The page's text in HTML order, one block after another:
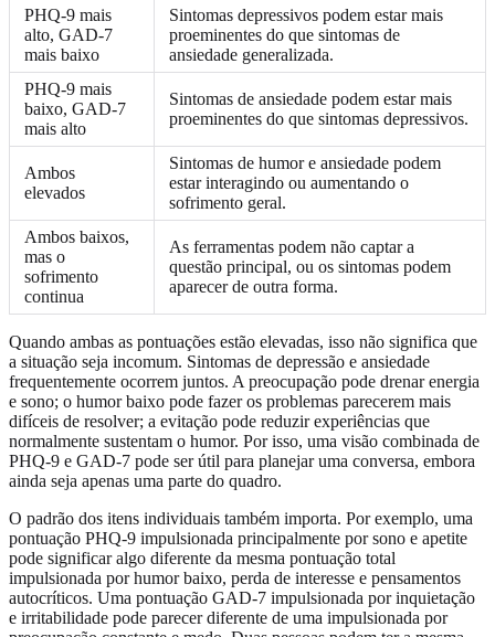
PHQ-9 mais
alto, GAD-7
mais baixo
Sintomas depressivos podem estar mais
proeminentes do que sintomas de
ansiedade generalizada.
PHQ-9 mais
baixo, GAD-7
mais alto
Sintomas de ansiedade podem estar mais
proeminentes do que sintomas depressivos.
Ambos
elevados
Sintomas de humor e ansiedade podem
estar interagindo ou aumentando o
sofrimento geral.
Ambos baixos,
mas o
sofrimento
continua
As ferramentas podem não captar a
questão principal, ou os sintomas podem
aparecer de outra forma.
Quando ambas as pontuações estão elevadas, isso não significa que
a situação seja incomum. Sintomas de depressão e ansiedade
frequentemente ocorrem juntos. A preocupação pode drenar energia
e sono; o humor baixo pode fazer os problemas parecerem mais
difíceis de resolver; a evitação pode reduzir experiências que
normalmente sustentam o humor. Por isso, uma visão combinada de
PHQ-9 e GAD-7 pode ser útil para planejar uma conversa, embora
ainda seja apenas uma parte do quadro.
O padrão dos itens individuais também importa. Por exemplo, uma
pontuação PHQ-9 impulsionada principalmente por sono e apetite
pode significar algo diferente da mesma pontuação total
impulsionada por humor baixo, perda de interesse e pensamentos
autocríticos. Uma pontuação GAD-7 impulsionada por inquietação
e irritabilidade pode parecer diferente de uma impulsionada por